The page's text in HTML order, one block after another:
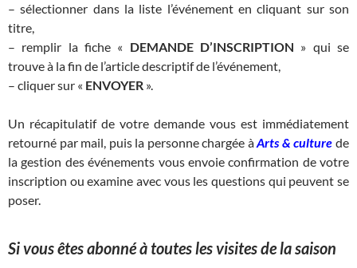
– sélectionner dans la liste l’événement en cliquant sur son
titre,
– remplir la fiche « DEMANDE D’INSCRIPTION » qui se
trouve à la fin de l’article descriptif de l’événement,
– cliquer sur « ENVOYER ».
Un récapitulatif de votre demande vous est immédiatement
retourné par mail, puis la personne chargée àArts & culture de
la gestion des événements vous envoie confirmation de votre
inscription ou examine avec vous les questions qui peuvent se
poser.
Si vous êtes abonné à toutes les visites de la saison